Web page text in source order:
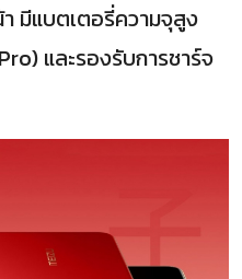
มีแบตเตอรี่ความจุสูง
และรองรับการชาร์จ